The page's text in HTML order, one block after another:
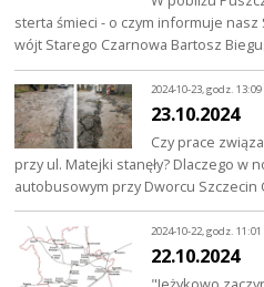
sterta śmieci - o czym informuje nasz
wójt Starego Czarnowa Bartosz
2024-10-23, godz. 13:09
23.10.2024
Czy prace
przy ul. Matejki stanęły? Dlaczego w
autobusowym przy Dworcu Szczecin
2024-10-22, godz. 11:01
22.10.2024